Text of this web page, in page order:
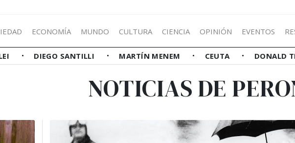
ECONOMÍA MUNDO CULTURA CIENCIA OPINIÓN EVENTOS
DIEGO SANTILLI MARTÍN MENEM CEUTA DONALD
NOTICIAS DE